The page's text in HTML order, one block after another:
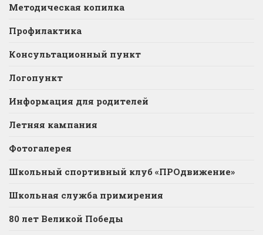
Методическая копилка
Профилактика
Консультационный пункт
Логопункт
Информация для родителей
Летняя кампания
Фотогалерея
Школьный спортивный клуб «ПРОдвижение»
Школьная служба примирения
80 лет Великой Победы